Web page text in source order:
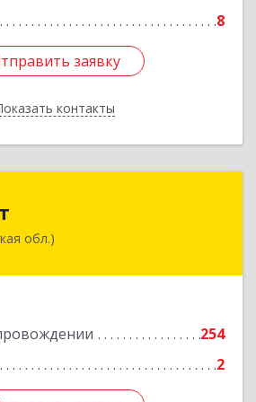
8
заявку
контакты
заявку
Назад
обл.)
254
2
обл, Пушкинский р-н,